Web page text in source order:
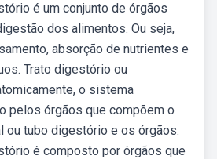
é um conjunto de órgãos
dos alimentos. Ou seja,
absorção de nutrientes e
Trato digestório ou
o sistema
pelos órgãos que compõem o
ou tubo digestório e os órgãos.
é composto por órgãos que